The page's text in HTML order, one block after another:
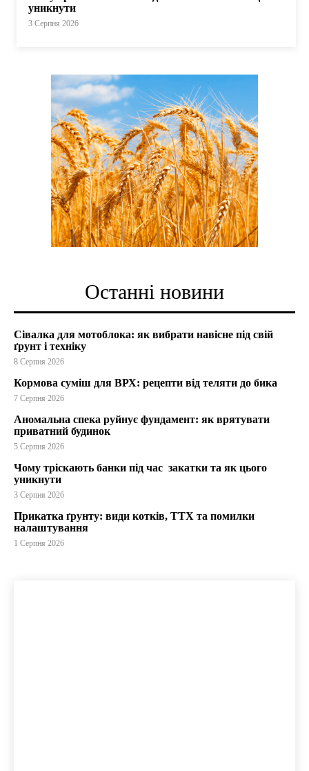
уникнути
3 Серпня 2026
Останні новини
Сівалка для мотоблока: як вибрати навісне під свій
ґрунт і техніку
8 Серпня 2026
Кормова суміш для ВРХ: рецепти від теляти до бика
7 Серпня 2026
Аномальна спека руйнує фундамент: як врятувати
приватний будинок
5 Серпня 2026
Чому тріскають банки під час закатки та як цього
уникнути
3 Серпня 2026
Прикатка ґрунту: види котків, ТТХ та помилки
налаштування
1 Серпня 2026